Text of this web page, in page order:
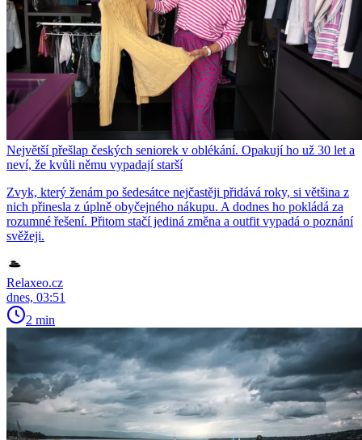
Největší přešlap českých seniorek v oblékání. Opakují ho už 30 let a
neví, že kvůli němu vypadají starší
Zvyk, který ženám po šedesátce nejčastěji přidává roky, si většina z
nich přinesla z úplně obyčejného nákupu. A dodnes ho pokládá za
rozumné řešení. Přitom stačí jediná změna a outfit vypadá o poznání
svěžeji.
Relaxeo.cz
dnes, 03:51
2 min